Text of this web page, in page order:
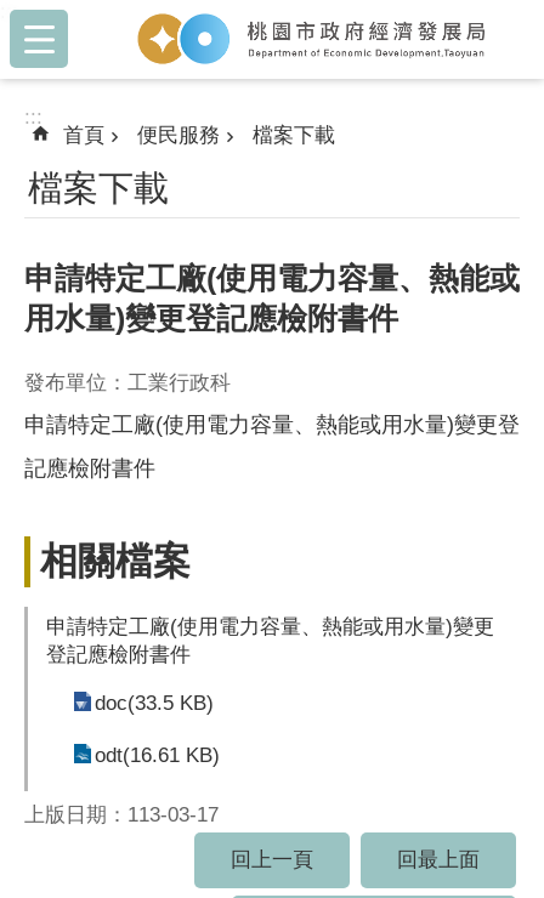
跳到主要內容區塊
:::
:::
首頁 便民服務 檔案下載
檔案下載
申請特定工廠(使用電力容量、熱能或
用水量)變更登記應檢附書件
發布單位：工業行政科
申請特定工廠(使用電力容量、熱能或用水量)變更登
記應檢附書件
相關檔案
申請特定工廠(使用電力容量、熱能或用水量)變更
登記應檢附書件
doc(33.5 KB)
odt(16.61 KB)
上版日期：113-03-17
回上一頁
回最上面